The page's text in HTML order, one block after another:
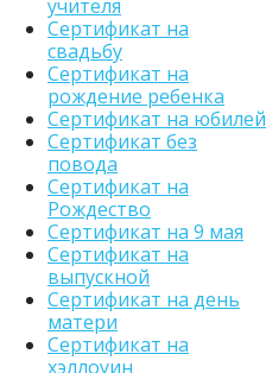
учителя
Сертификат на
свадьбу
Сертификат на
рождение ребенка
Сертификат на юбилей
Сертификат без
повода
Сертификат на
Рождество
Сертификат на 9 мая
Сертификат на
выпускной
Сертификат на день
матери
Сертификат на
хэллоуин